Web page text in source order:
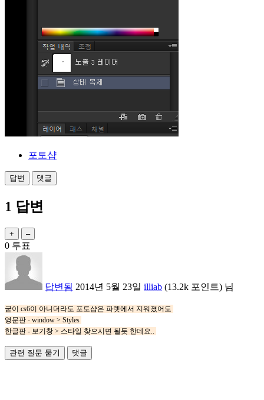
포토샵
1 답변
0 투표
답변됨 2014년 5월 23일 illiab (13.2k 포인트) 님
굳이 cs6이 아니더라도 포토샵은 파렛에서 지워졌어도
영문판 - window > Styles
한글판 - 보기창 > 스타일 찾으시면 될듯 한데요..